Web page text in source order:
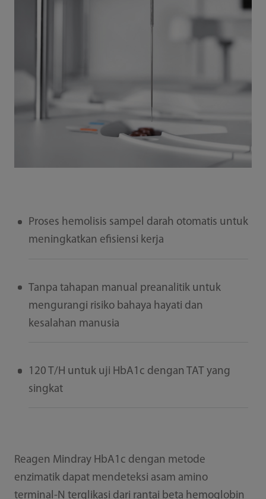
Proses hemolisis sampel darah otomatis untuk
meningkatkan efisiensi kerja
Tanpa tahapan manual preanalitik untuk
mengurangi risiko bahaya hayati dan
kesalahan manusia
120 T/H untuk uji HbA1c dengan TAT yang
singkat
Reagen Mindray HbA1c dengan metode
enzimatik dapat mendeteksi asam amino
terminal-N terglikasi dari rantai beta hemoglobin